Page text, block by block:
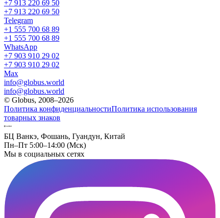
+7 913 220 69 50
+7 913 220 69 50
Telegram
+1 555 700 68 89
+1 555 700 68 89
WhatsApp
+7 903 910 29 02
+7 903 910 29 02
Max
info@globus.world
info@globus.world
© Globus, 2008–2026
Политика конфиденциальностиПолитика использования
товарных знаков
БЦ Ванкэ, Фошань, Гуандун, Китай
Пн–Пт 5:00–14:00 (Мск)
Мы в социальных сетях